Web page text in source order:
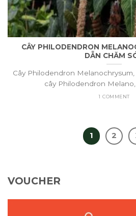
CÂY PHILODENDRON
DẪN CHĂM
Cây Philodendron
cây Philodendron Melano,
1 COMMENT
1 2
VOUCHER